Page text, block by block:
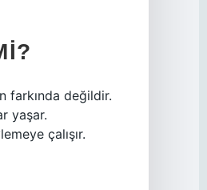
farkında değildir.
yaşar.
çalışır.